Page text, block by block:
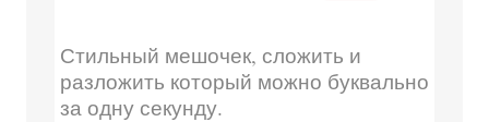
Стильный мешочек, сложить и
разложить который можно буквально
за одну секунду.